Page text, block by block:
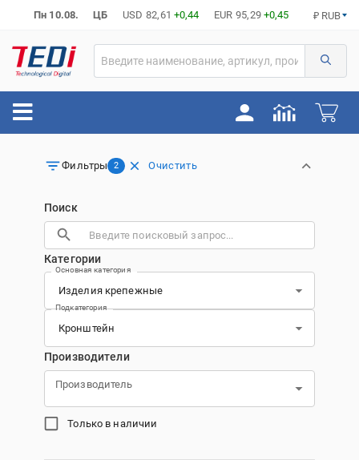
Пн 10.08. ЦБ USD 82,61 +0,44 EUR 95,29 +0,45 ₽ RUB
Фильтры 2 Очистить
Поиск
Категории
Основная категория
Подкатегория
Производители
Производитель
Только в наличии